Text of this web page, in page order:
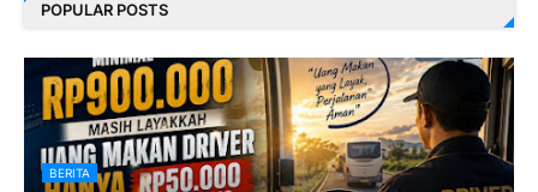
POPULAR POSTS
BERITA